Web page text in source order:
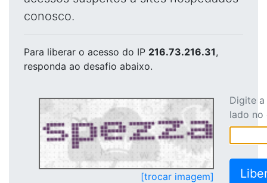
conosco.
Para liberar o acesso do IP 216.73.216.31,
responda ao desafio abaixo.
[trocar imagem]
Digite
lado no